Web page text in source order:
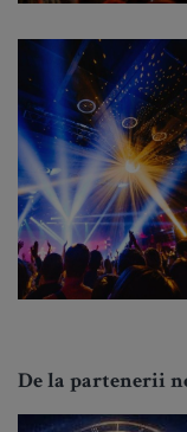
De la partenerii